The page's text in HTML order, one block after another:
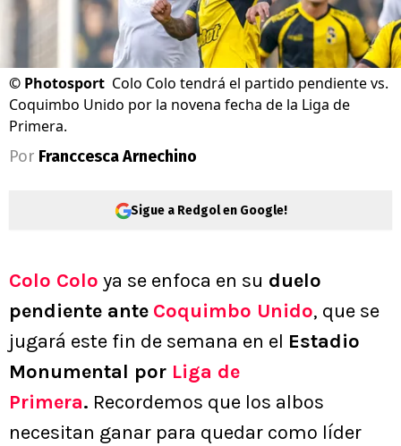
© Photosport Colo Colo tendrá el partido pendiente vs.
Coquimbo Unido por la novena fecha de la Liga de
Primera.
Por Franccesca Arnechino
Sigue a Redgol en Google!
Colo Colo ya se enfoca en su duelo
pendiente ante Coquimbo Unido, que se
jugará este fin de semana en el Estadio
Monumental por Liga de
Primera. Recordemos que los albos
necesitan ganar para quedar como líder